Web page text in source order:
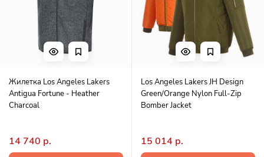
Жилетка Los Angeles Lakers
Antigua Fortune - Heather
Charcoal
14 740 р.
Los Angeles Lakers JH Design
Green/Orange Nylon Full-Zip
Bomber Jacket
15 014 р.